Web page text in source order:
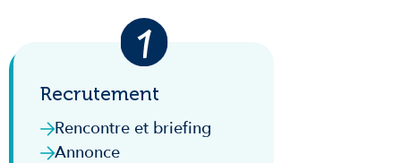
Recrutement
Rencontre et briefing
Annonce